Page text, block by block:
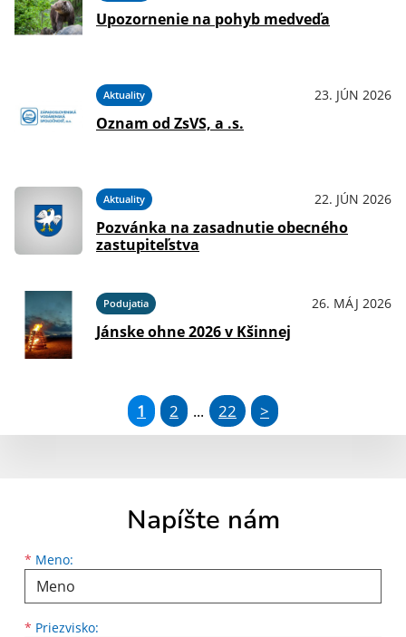
Upozornenie na pohyb medveďa
Aktuality 23. JÚN 2026
Oznam od ZsVS, a .s.
Aktuality 22. JÚN 2026
Pozvánka na zasadnutie obecného
zastupiteľstva
Podujatia 26. MÁJ 2026
Jánske ohne 2026 v Kšinnej
1 2 ... 22 >
Napíšte nám
* Meno:
Meno
* Priezvisko:
Priezvisko
E-mailová adresa